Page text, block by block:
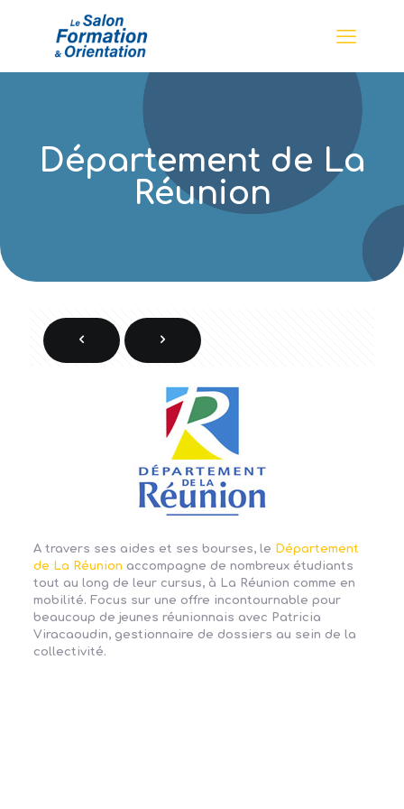
Département de La
Réunion
A travers ses aides et ses bourses, le Département
de La Réunion accompagne de nombreux étudiants
tout au long de leur cursus, à La Réunion comme en
mobilité. Focus sur une offre incontournable pour
beaucoup de jeunes réunionnais avec Patricia
Viracaoudin, gestionnaire de dossiers au sein de la
collectivité.